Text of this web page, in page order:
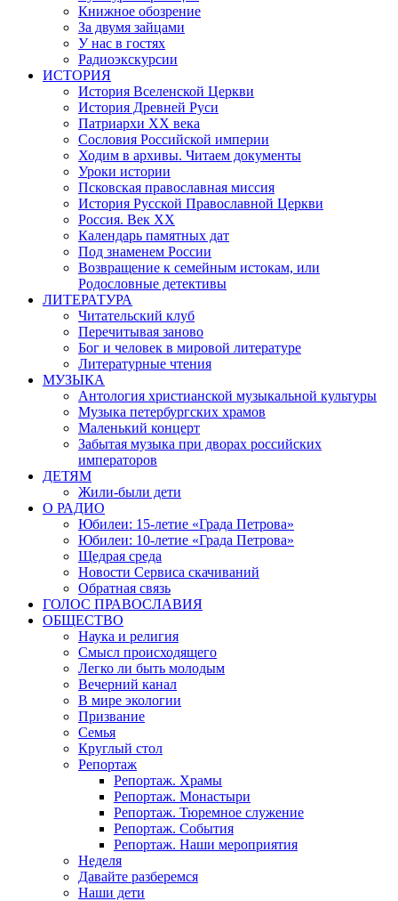
Книжное обозрение
За двумя зайцами
У нас в гостях
Радиоэкскурсии
ИСТОРИЯ
История Вселенской Церкви
История Древней Руси
Патриархи XX века
Сословия Российской империи
Ходим в архивы. Читаем документы
Уроки истории
Псковская православная миссия
История Русской Православной Церкви
Россия. Век ХХ
Календарь памятных дат
Под знаменем России
Возвращение к семейным истокам, или
Родословные детективы
ЛИТЕРАТУРА
Читательский клуб
Перечитывая заново
Бог и человек в мировой литературе
Литературные чтения
МУЗЫКА
Антология христианской музыкальной культуры
Музыка петербургских храмов
Маленький концерт
Забытая музыка при дворах российских
императоров
ДЕТЯМ
Жили-были дети
О РАДИО
Юбилеи: 15-летие «Града Петрова»
Юбилеи: 10-летие «Града Петрова»
Щедрая среда
Новости Сервиса скачиваний
Обратная связь
ГОЛОС ПРАВОСЛАВИЯ
ОБЩЕСТВО
Наука и религия
Смысл происходящего
Легко ли быть молодым
Вечерний канал
В мире экологии
Призвание
Семья
Круглый стол
Репортаж
Репортаж. Храмы
Репортаж. Монастыри
Репортаж. Тюремное служение
Репортаж. События
Репортаж. Наши мероприятия
Неделя
Давайте разберемся
Наши дети